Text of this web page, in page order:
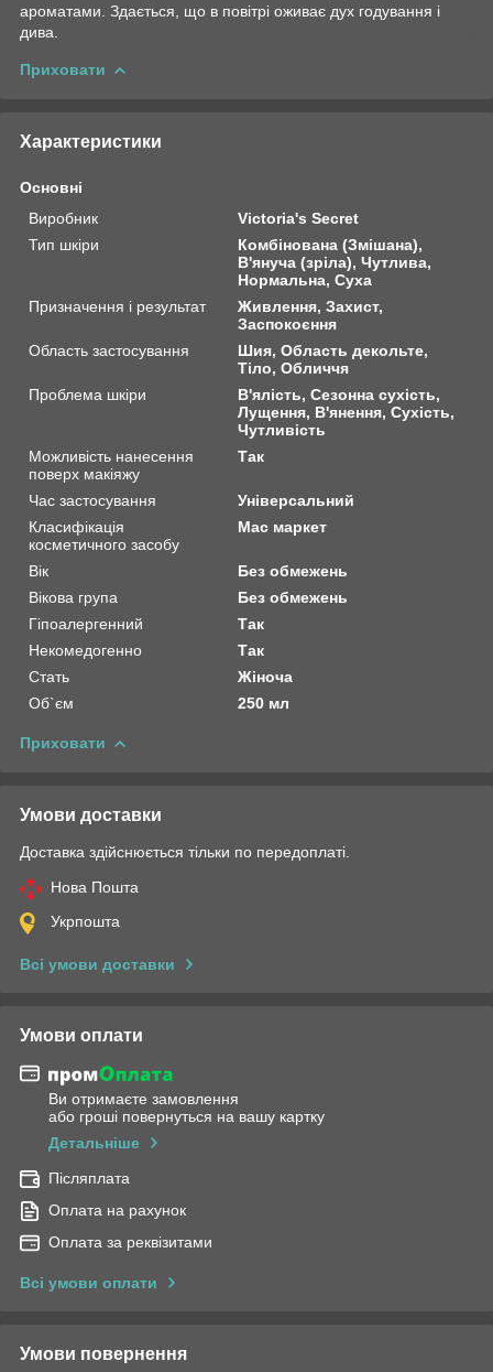
ароматами. Здається, що в повітрі оживає дух годування і
дива.
Приховати
Характеристики
Основні
Виробник
Victoria's Secret
Тип шкіри
Комбінована (Змішана),
В'януча (зріла), Чутлива,
Нормальна, Суха
Призначення і результат
Живлення, Захист,
Заспокоєння
Область застосування
Шия, Область декольте,
Тіло, Обличчя
Проблема шкіри
В'ялість, Сезонна сухість,
Лущення, В'янення, Сухість,
Чутливість
Можливість нанесення
поверх макіяжу
Так
Час застосування
Універсальний
Класифікація
косметичного засобу
Мас маркет
Вік
Без обмежень
Вікова група
Без обмежень
Гіпоалергенний
Так
Некомедогенно
Так
Стать
Жіноча
Об`єм
250 мл
Приховати
Умови доставки
Доставка здійснюється тільки по передоплаті.
Нова Пошта
Укрпошта
Всі умови доставки
Умови оплати
Ви отримаєте замовлення
або гроші повернуться на вашу картку
Детальніше
Післяплата
Оплата на рахунок
Оплата за реквізитами
Всі умови оплати
Умови повернення